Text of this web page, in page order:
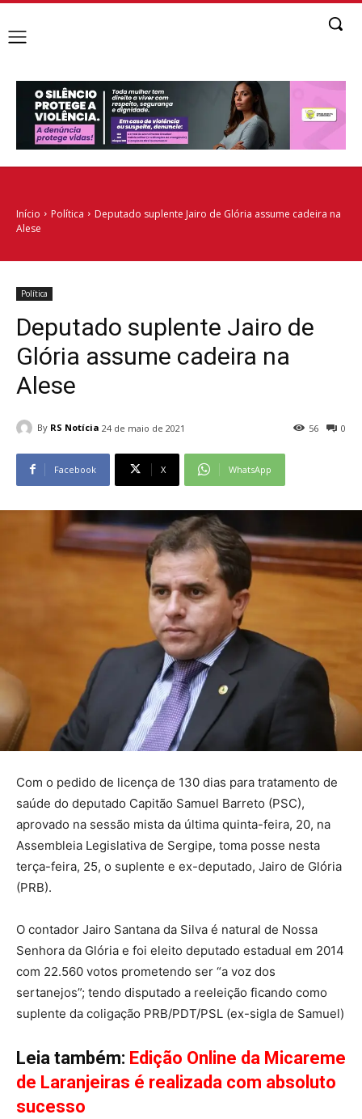
Início Política
Deputado suplente Jairo de Glória assume cadeira na
Alese
Política
Deputado suplente Jairo de
Glória assume cadeira na
Alese
By RS Notícia 24 de maio de 2021 0
56
Facebook X WhatsApp
Com o pedido de licença de 130 dias para tratamento de
saúde do deputado Capitão Samuel Barreto (PSC),
aprovado na sessão mista da última quinta-feira, 20, na
Assembleia Legislativa de Sergipe, toma posse nesta
terça-feira, 25, o suplente e ex-deputado, Jairo de Glória
(PRB).
O contador Jairo Santana da Silva é natural de Nossa
Senhora da Glória e foi eleito deputado estadual em 2014
com 22.560 votos prometendo ser “a voz dos
sertanejos”; tendo disputado a reeleição ficando como
suplente da coligação PRB/PDT/PSL (ex-sigla de Samuel)
Leia também: Edição Online da Micareme
de Laranjeiras é realizada com absoluto
sucesso